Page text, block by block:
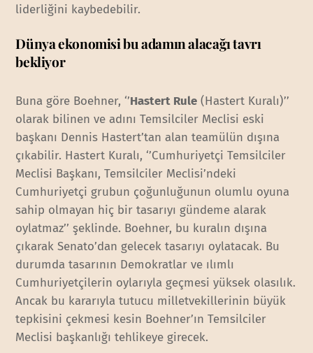
liderliğini kaybedebilir.
Dünya ekonomisi bu adamın alacağı tavrı
bekliyor
Buna göre Boehner, ‘’Hastert Rule (Hastert Kuralı)’’
olarak bilinen ve adını Temsilciler Meclisi eski
başkanı Dennis Hastert’tan alan teamülün dışına
çıkabilir. Hastert Kuralı, ‘’Cumhuriyetçi Temsilciler
Meclisi Başkanı, Temsilciler Meclisi’ndeki
Cumhuriyetçi grubun çoğunluğunun olumlu oyuna
sahip olmayan hiç bir tasarıyı gündeme alarak
oylatmaz’’ şeklinde. Boehner, bu kuralın dışına
çıkarak Senato’dan gelecek tasarıyı oylatacak. Bu
durumda tasarının Demokratlar ve ılımlı
Cumhuriyetçilerin oylarıyla geçmesi yüksek olasılık.
Ancak bu kararıyla tutucu milletvekillerinin büyük
tepkisini çekmesi kesin Boehner’ın Temsilciler
Meclisi başkanlığı tehlikeye girecek.